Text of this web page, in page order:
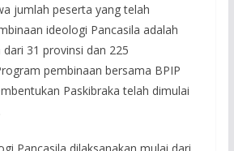
jumlah peserta yang telah
ideologi Pancasila adalah
dari 31 provinsi dan 225
pembinaan bersama BPIP
Paskibraka telah dimulai